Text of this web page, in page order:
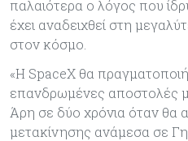
παλαιότερα ο λόγος που
έχει αναδειχθεί στη
στον κόσμο.
«Η SpaceX θα
επανδρωμένες αποστολές
Άρη σε δύο χρόνια όταν θα
μετακίνησης ανάμεσα σε